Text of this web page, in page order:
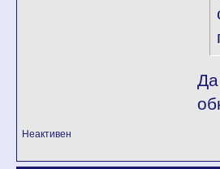
Неактивен